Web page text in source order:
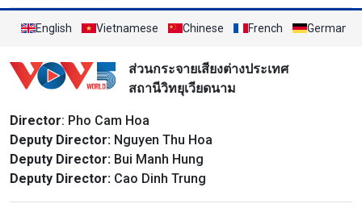
English Vietnamese Chinese French German
ส่วนกระจายเสียงต่างประเทศ
สถานีวิทยุเวียดนาม
Director: Pho Cam Hoa
Deputy Director: Nguyen Thu Hoa
Deputy Director: Bui Manh Hung
Deputy Director: Cao Dinh Trung